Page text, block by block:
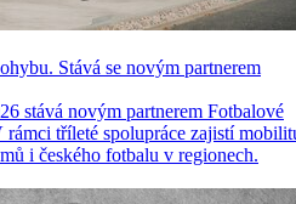
Stává se novým partnerem
stává novým partnerem Fotbalové
rámci tříleté spolupráce zajistí
i českého fotbalu v regionech.